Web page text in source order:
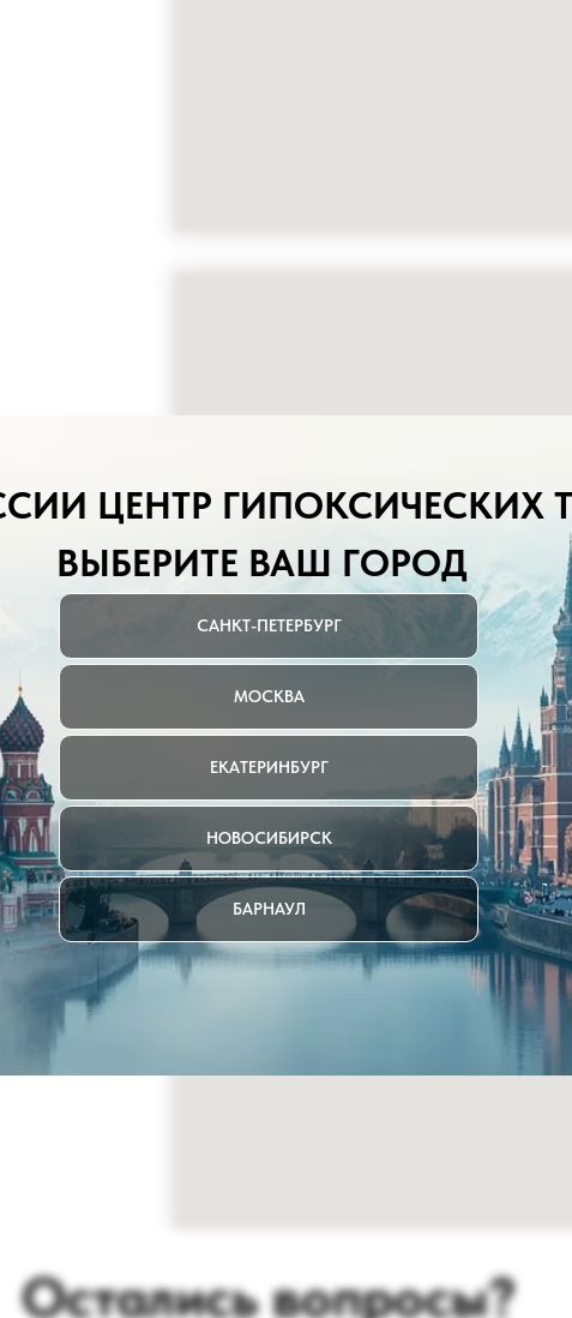
Остались вопросы?
САНКТ-ПЕТЕРБУРГ
МОСКВА
ЕКАТЕРИНБУРГ
НОВОСИБИРСК
БАРНАУЛ
ВЫБЕРИТЕ ВАШ ГОРОД
ЦЕНТР ГИПОКСИЧЕСКИХ